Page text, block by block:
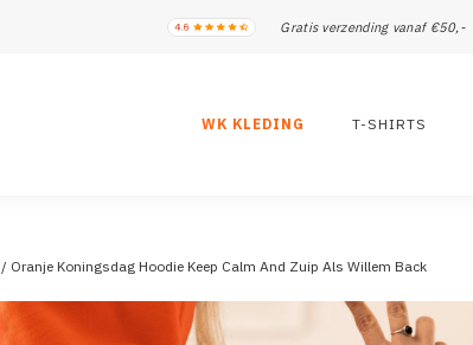
Gratis verzending vanaf €50,-
WK KLEDING T-SHIRTS
/ Oranje Koningsdag Hoodie Keep Calm And Zuip Als Willem Back